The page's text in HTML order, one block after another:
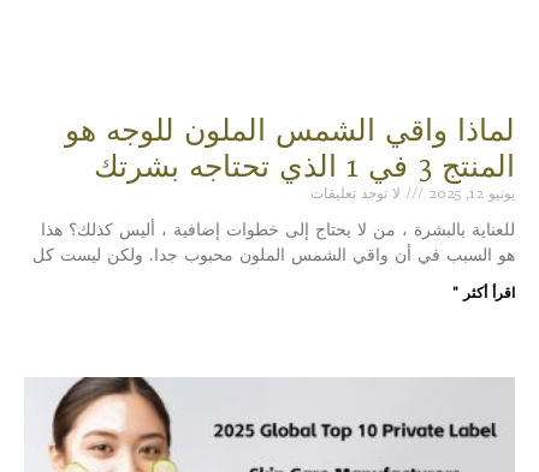
لماذا واقي الشمس الملون للوجه هو
المنتج 3 في 1 الذي تحتاجه بشرتك
يونيو 12, 2025 لا توجد تعليقات
للعناية بالبشرة ، من لا يحتاج إلى خطوات إضافية ، أليس كذلك؟ هذا
هو السبب في أن واقي الشمس الملون محبوب جدا. ولكن ليست كل
اقرأ أكثر "